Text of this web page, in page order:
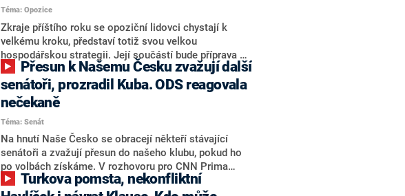
Téma: Opozice
Zkraje příštího roku se opoziční lidovci chystají k
velkému kroku, představí totiž svou velkou
hospodářskou strategii. Její součástí bude příprava na
stárnutí populace, řekl ve středu na setkání s novináři
nový předseda lidovců Jan Grolich. Ten zároveň v
senátních volbách kandiduje ve Vyškově. Popsal i
aktivitu opozice, o níž vládní strany nebo političtí
komentátoři mluví jako o slabé a v defenzivě. „Je to
úmorná práce upozorňovat na chyby vlády. Ministři s
námi navíc nechodí do debat. Chceme ale ukazovat
svoje témata,“ odpověděl Grolich na dotaz CNN Prima
NEWS.
senátoři, prozradil Kuba. ODS reagovala
nečekaně
Téma: Senát
Na hnutí Naše Česko se obracejí někteří stávající
senátoři a zvažují přesun do našeho klubu, pokud ho
po volbách získáme. V rozhovoru pro CNN Prima
NEWS to řekl zakladatel hnutí a jihočeský hejtman